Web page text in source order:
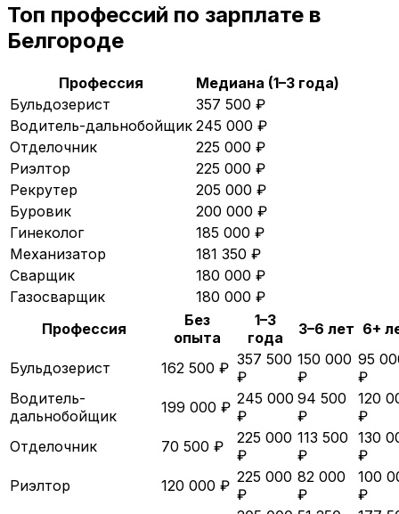
Топ профессий по зарплате в
Белгороде
Профессия
Медиана (1–3 года)
Бульдозерист
357 500 ₽
Водитель-дальнобойщик 245 000 ₽
Отделочник
225 000 ₽
Риэлтор
225 000 ₽
Рекрутер
205 000 ₽
Буровик
200 000 ₽
Гинеколог
185 000 ₽
Механизатор
181 350 ₽
Сварщик
180 000 ₽
Газосварщик
180 000 ₽
Профессия
Без
опыта
1–3
года
3–6 лет 6+
Бульдозерист 162 500 ₽ 357 500
₽
150 000
₽
95
₽
Водитель-
дальнобойщик
199 000 ₽ 245 000
₽
94 500
₽
120
₽
Отделочник
70 500 ₽
225 000
₽
113 500
₽
130
₽
Риэлтор
120 000 ₽ 225 000
₽
82 000
₽
100
₽